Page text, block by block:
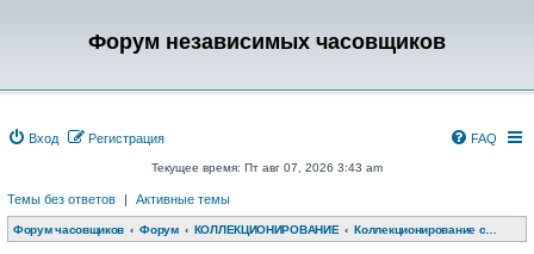
Форум независимых часовщиков
Вход Регистрация FAQ
Текущее время: Пт авг 07, 2026 3:43 am
Темы без ответов | Активные темы
Форум часовщиков Форум КОЛЛЕКЦИОНИРОВАНИЕ